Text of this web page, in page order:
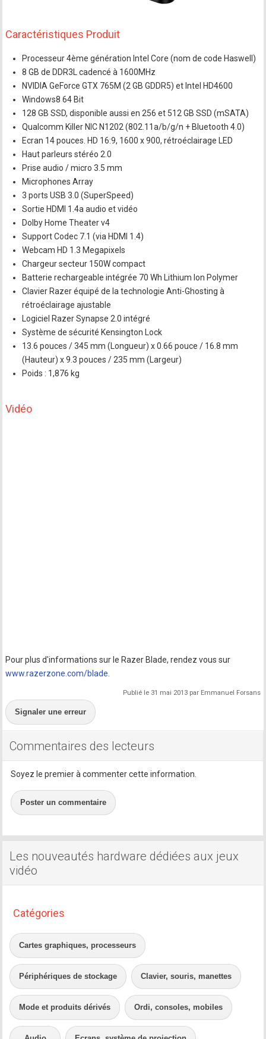
Caractéristiques Produit
Processeur 4ème génération Intel Core (nom de code Haswell)
8 GB de DDR3L cadencé à 1600MHz
NVIDIA GeForce GTX 765M (2 GB GDDR5) et Intel HD4600
Windows8 64 Bit
128 GB SSD, disponible aussi en 256 et 512 GB SSD (mSATA)
Qualcomm Killer NIC N1202 (802.11a/b/g/n + Bluetooth 4.0)
Ecran 14 pouces. HD 16:9, 1600 x 900, rétroéclairage LED
Haut parleurs stéréo 2.0
Prise audio / micro 3.5 mm
Microphones Array
3 ports USB 3.0 (SuperSpeed)
Sortie HDMI 1.4a audio et vidéo
Dolby Home Theater v4
Support Codec 7.1 (via HDMI 1.4)
Webcam HD 1.3 Megapixels
Chargeur secteur 150W compact
Batterie rechargeable intégrée 70 Wh Lithium Ion Polymer
Clavier Razer équipé de la technologie Anti-Ghosting à
rétroéclairage ajustable
Logiciel Razer Synapse 2.0 intégré
Système de sécurité Kensington Lock
13.6 pouces / 345 mm (Longueur) x 0.66 pouce / 16.8 mm
(Hauteur) x 9.3 pouces / 235 mm (Largeur)
Poids : 1,876 kg
Vidéo
Pour plus d'informations sur le Razer Blade, rendez vous sur
www.razerzone.com/blade
Publié le 31 mai 2013 par Emmanuel Forsans
Signaler une erreur
Commentaires des lecteurs
Soyez le premier à commenter cette information.
Poster un commentaire
Les nouveautés hardware dédiées aux jeux
vidéo
Catégories
Cartes graphiques, processeurs
Périphériques de stockage Clavier, souris, manettes
Mode et produits dérivés Ordi, consoles, mobiles